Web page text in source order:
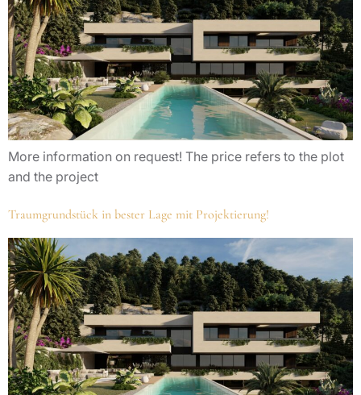
More information on request! The price refers to the plot
and the project
Traumgrundstück in bester Lage mit Projektierung!